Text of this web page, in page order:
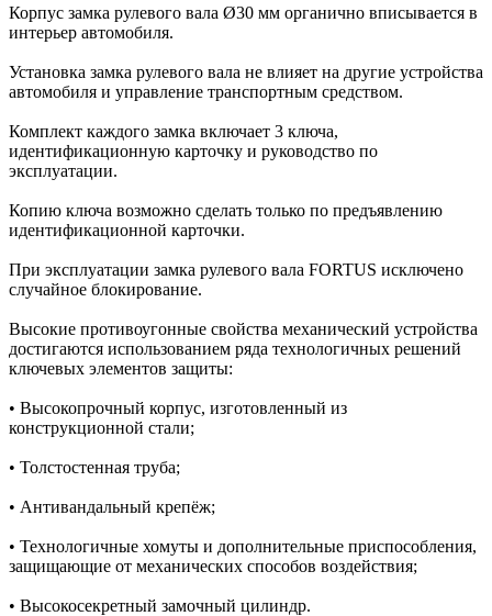
Корпус замка рулевого вала Ø30 мм органично вписывается в
интерьер автомобиля.
Установка замка рулевого вала не влияет на другие устройства
автомобиля и управление транспортным средством.
Комплект каждого замка включает 3 ключа,
идентификационную карточку и руководство по
эксплуатации.
Копию ключа возможно сделать только по предъявлению
идентификационной карточки.
При эксплуатации замка рулевого вала FORTUS исключено
случайное блокирование.
Высокие противоугонные свойства механический устройства
достигаются использованием ряда технологичных решений
ключевых элементов защиты:
• Высокопрочный корпус, изготовленный из
конструкционной стали;
• Толстостенная труба;
• Антивандальный крепёж;
• Технологичные хомуты и дополнительные приспособления,
защищающие от механических способов воздействия;
• Высокосекретный замочный цилиндр.